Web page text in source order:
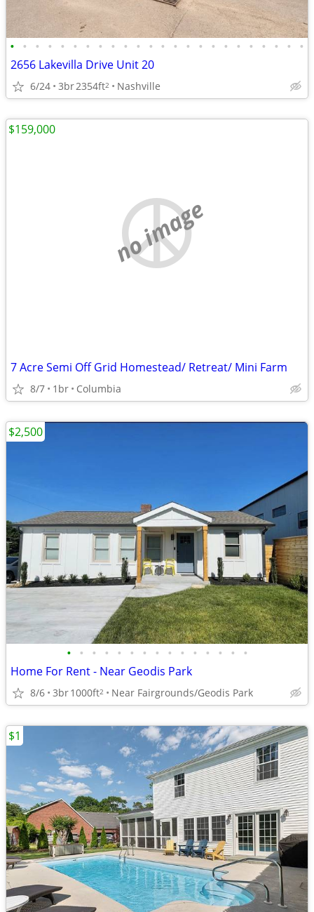
• • • • • • • • • • • • • • • • • • • • • • • •
2656 Lakevilla Drive Unit 20
6/24 3br2354ft2 Nashville
no image
7 Acre Semi Off Grid Homestead/ Retreat/ Mini Farm
8/7 1br Columbia
$159,000
• • • • • • • • • • • • • • •
Home For Rent - Near Geodis Park
8/6 3br1000ft2 Near Fairgrounds/Geodis Park
$2,500
$1